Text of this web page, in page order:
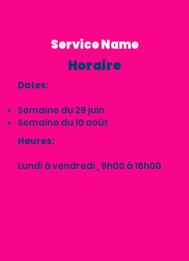
Service Name
Horaire
Dates:
Semaine du 29 juin
Semaine du 10 août
Heures:
Lundi à vendredi , 9h00 à 16h00